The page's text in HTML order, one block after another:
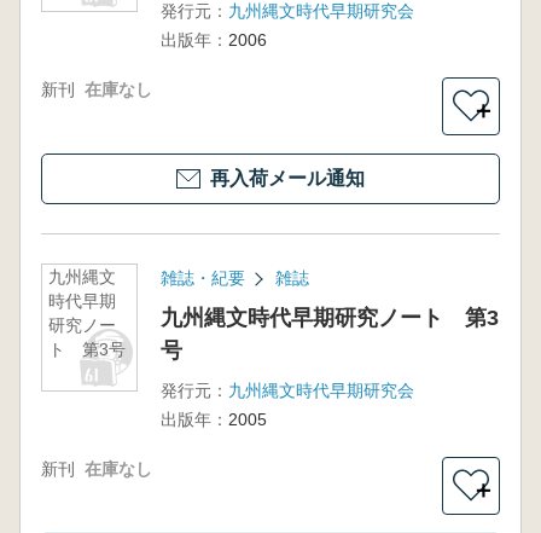
発行元： 九州縄文時代早期研究会
出版年： 2006
新刊 在庫なし
＋
再入荷メール通知
九州縄文
時代早期
研究ノー
ト 第3号
雑誌・紀要 雑誌
九州縄文時代早期研究ノート 第3
号
発行元： 九州縄文時代早期研究会
出版年： 2005
新刊 在庫なし
＋